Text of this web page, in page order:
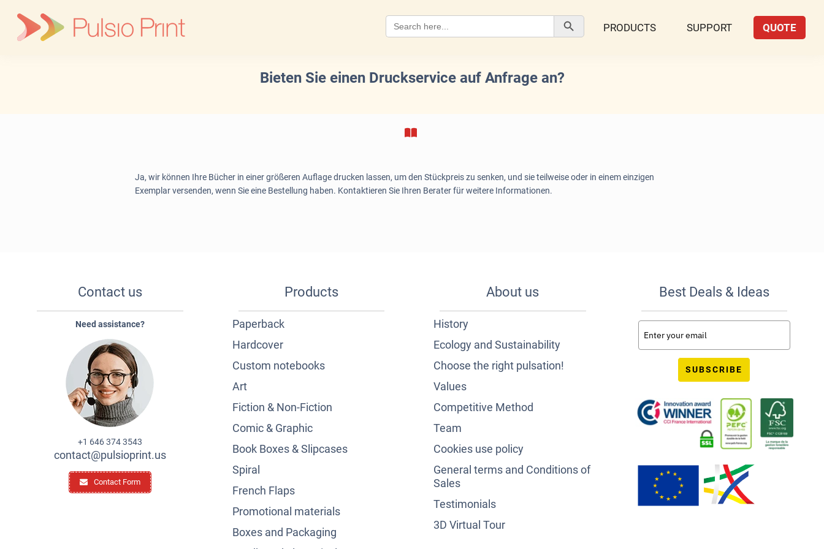
content
Search Button
PRODUCTS SUPPORT QUOTE
Bieten Sie einen Druckservice auf Anfrage an?
Ja, wir können Ihre Bücher in einer größeren Auflage drucken lassen, um den Stückpreis zu senken, und sie teilweise oder in einem einzigen
Exemplar versenden, wenn Sie eine Bestellung haben. Kontaktieren Sie Ihren Berater für weitere Informationen.
Contact us
Need assistance?
+1 646 374 3543
contact@pulsioprint.us
Contact Form
Products
Paperback
Hardcover
Custom notebooks
Art
Fiction & Non-Fiction
Comic & Graphic
Book Boxes & Slipcases
Spiral
French Flaps
Promotional materials
Boxes and Packaging
About us
History
Ecology and Sustainability
Choose the right pulsation!
Values
Competitive Method
Team
Cookies use policy
General terms and Conditions of
Sales
Testimonials
3D Virtual Tour
Best Deals & Ideas
SUBSCRIBE